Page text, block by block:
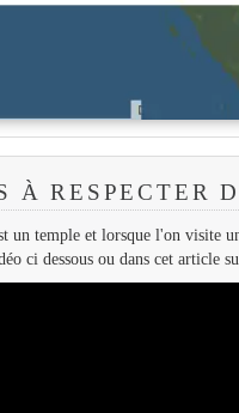
À RESPECTER
un temple et lorsque l'on visite
ci dessous ou dans cet article